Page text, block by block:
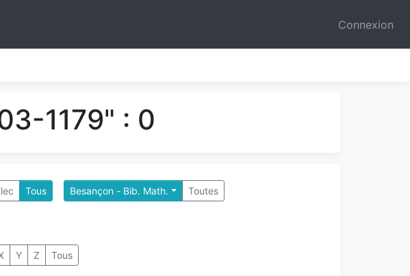
Connexion
1179" : 0
Tous Besançon - Bib. Math. Toutes
Y Z Tous